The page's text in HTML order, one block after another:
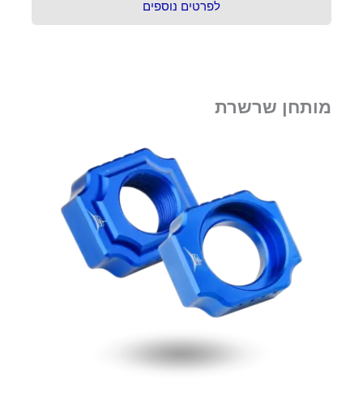
לפרטים נוספים
מותחן שרשרת